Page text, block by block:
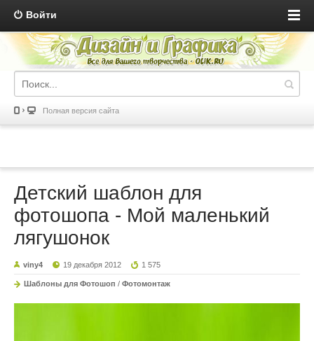
Войти
Полная версия сайта
Детский шаблон для
фотошопа - Мой маленький
лягушонок
viny4 19 декабря 2012 1 575
Шаблоны для Фотошоп / Фотомонтаж